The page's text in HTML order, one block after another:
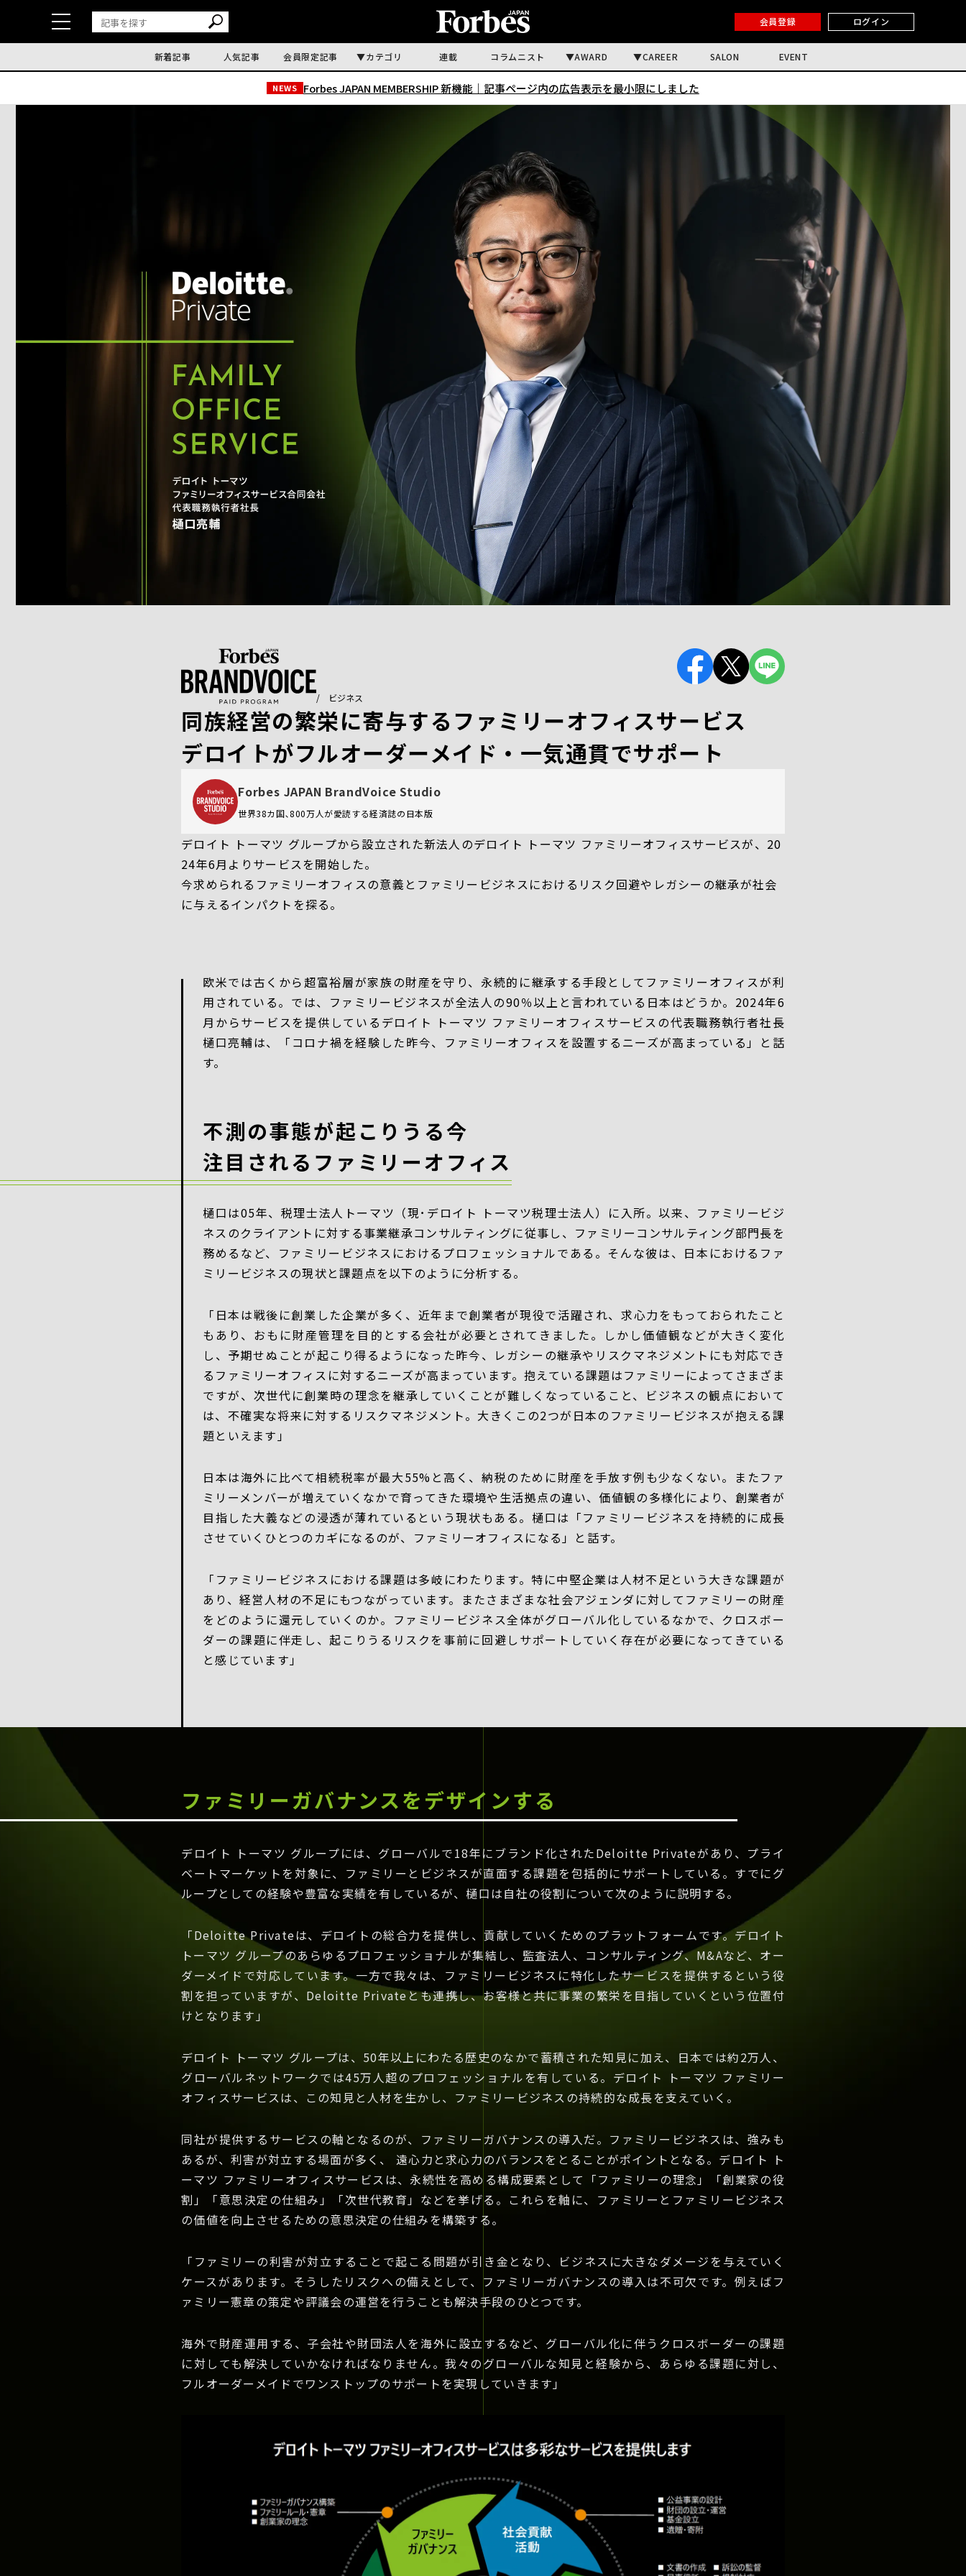
会員登録 ログイン
新着記事 人気記事 会員限定記事 カテゴリ 連載 コラムニスト AWARD CAREER SALON EVENT
NEWS Forbes JAPAN MEMBERSHIP 新機能｜ 記事ページ内の広告表示を最小限にしました
/ ビジネス
同族経営の繁栄に寄与するファミリーオフィスサービス
デロイトがフルオーダーメイド・一気通貫でサポート
Forbes JAPAN BrandVoice Studio
世界38カ国､800万人が愛読する経済誌の日本版
デロイト トーマツ グループから設立された新法人のデロイト トーマツ ファミリーオフィスサービスが、20
24年6月よりサービスを開始した。
今求められるファミリーオフィスの意義とファミリービジネスにおけるリスク回避やレガシーの継承が社会
に与えるインパクトを探る。
欧米では古くから超富裕層が家族の財産を守り、永続的に継承する手段としてファミリーオフィスが利
用されている。では、ファミリービジネスが全法人の90％以上と言われている日本はどうか。2024年6
月からサービスを提供しているデロイト トーマツ ファミリーオフィスサービスの代表職務執⾏者社⻑
樋口亮輔は、「コロナ禍を経験した昨今、ファミリーオフィスを設置するニーズが高まっている」と話
す。
不測の事態が起こりうる今
注目されるファミリーオフィス
樋口は05年、税理士法人トーマツ（現･デロイト トーマツ税理士法人）に入所。以来、ファミリービジ
ネスのクライアントに対する事業継承コンサルティングに従事し、ファミリーコンサルティング部門長を
務めるなど、ファミリービジネスにおけるプロフェッショナルである。そんな彼は、日本におけるファ
ミリービジネスの現状と課題点を以下のように分析する。
「日本は戦後に創業した企業が多く、近年まで創業者が現役で活躍され、求心力をもっておられたこと
もあり、おもに財産管理を目的とする会社が必要とされてきました。しかし価値観などが大きく変化
し、予期せぬことが起こり得るようになった昨今、レガシーの継承やリスクマネジメントにも対応でき
るファミリーオフィスに対するニーズが高まっています。抱えている課題はファミリーによってさまざま
ですが、次世代に創業時の理念を継承していくことが難しくなっていること、ビジネスの観点において
は、不確実な将来に対するリスクマネジメント。大きくこの2つが日本のファミリービジネスが抱える課
題といえます」
日本は海外に比べて相続税率が最大55%と高く、納税のために財産を手放す例も少なくない。またファ
ミリーメンバーが増えていくなかで育ってきた環境や生活拠点の違い、価値観の多様化により、創業者が
目指した大義などの浸透が薄れているという現状もある。樋口は「ファミリービジネスを持続的に成長
させていくひとつのカギになるのが、ファミリーオフィスになる」と話す。
「ファミリービジネスにおける課題は多岐にわたります。特に中堅企業は人材不足という大きな課題が
あり、経営人材の不足にもつながっています。またさまざまな社会アジェンダに対してファミリーの財産
をどのように還元していくのか。ファミリービジネス全体がグローバル化しているなかで、クロスボー
ダーの課題に伴走し、起こりうるリスクを事前に回避しサポートしていく存在が必要になってきている
と感じています」
ファミリーガバナンスをデザインする
デロイト トーマツ グループには、グローバルで18年にブランド化されたDeloitte Privateがあり、プライ
ベートマーケットを対象に、ファミリーとビジネスが直面する課題を包括的にサポートしている。すでにグ
ループとしての経験や豊富な実績を有しているが、樋口は自社の役割について次のように説明する。
「Deloitte Privateは、デロイトの総合力を提供し、貢献していくためのプラットフォームです。デロイト
トーマツ グループのあらゆるプロフェッショナルが集結し、監査法人、コンサルティング、M&Aなど、オー
ダーメイドで対応しています。⼀⽅で我々は、ファミリービジネスに特化したサービスを提供するという役
割を担っていますが、Deloitte Privateとも連携し、お客様と共に事業の繁栄を目指していくという位置付
けとなります」
デロイト トーマツ グループは、50年以上にわたる歴史のなかで蓄積された知見に加え、日本では約2万人、
グローバルネットワークでは45万人超のプロフェッショナルを有している。デロイト トーマツ ファミリー
オフィスサービスは、この知見と人材を生かし、ファミリービジネスの持続的な成長を支えていく。
同社が提供するサービスの軸となるのが、ファミリーガバナンスの導入だ。ファミリービジネスは、強みも
あるが、利害が対立する場面が多く、 遠心力と求心力のバランスをとることがポイントとなる。デロイト ト
ーマツ ファミリーオフィスサービスは、永続性を高める構成要素として「ファミリーの理念」「創業家の役
割」「意思決定の仕組み」「次世代教育」などを挙げる。これらを軸に、ファミリーとファミリービジネス
の価値を向上させるための意思決定の仕組みを構築する。
「ファミリーの利害が対立することで起こる問題が引き金となり、ビジネスに大きなダメージを与えていく
ケースがあります。そうしたリスクへの備えとして、ファミリーガバナンスの導入は不可欠です。例えばフ
ァミリー憲章の策定や評議会の運営を行うことも解決手段のひとつです。
海外で財産運用する、子会社や財団法人を海外に設立するなど、グローバル化に伴うクロスボーダーの課題
に対しても解決していかなければなりません。我々のグローバルな知見と経験から、あらゆる課題に対し、
フルオーダーメイドでワンストップのサポートを実現していきます」